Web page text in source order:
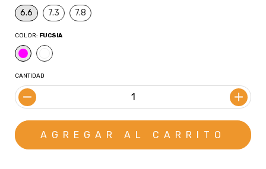
6.6 7.3 7.8
COLOR: FUCSIA
CANTIDAD